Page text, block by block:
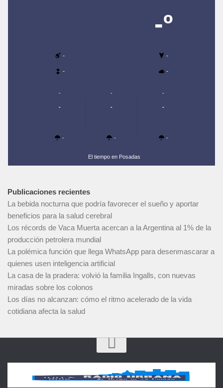
-º
- -
- -
-
-
-
-
-
-
-
-
-
El tiempo en Posadas
Publicaciones recientes
La bebida nocturna que podría favorecer el sueño y aportar
beneficios para la salud cerebral
Los récords de Vaca Muerta acercan a la Argentina al 1% de la
producción petrolera mundial
La polémica función que llega WhatsApp para desenmascarar a
quienes usen inteligencia artificial
La casa de la pradera: volvió la familia Ingalls, con nuevas
miradas sobre los colonos
Los días no alcanzan: cómo el ritmo acelerado de la vida
cotidiana afecta la salud